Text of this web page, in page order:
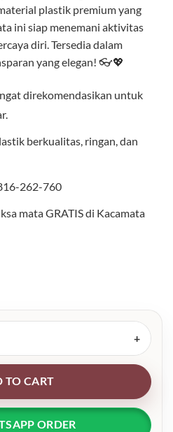
plastik premium yang
ini siap menemani aktivitas
diri. Tersedia dalam
yang elegan! 👓💖
direkomendasikan untuk
berkualitas, ringan, dan
262-760
mata GRATIS di Kacamata
(Cocok Wajah Chubby) - Ananya 02
TO CART
ORDER